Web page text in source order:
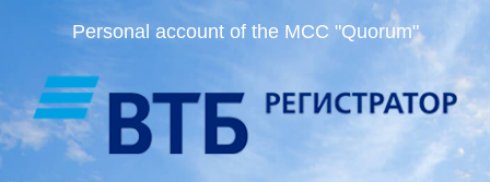
Personal account of the MCC "Quorum"